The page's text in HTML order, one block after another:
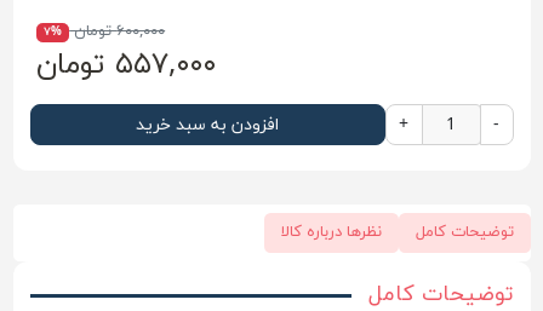
۶۰۰,۰۰۰ تومان ۷%
۵۵۷,۰۰۰ تومان
-
+ افزودن به سبد خرید
توضیحات کامل نظرها درباره کالا
توضیحات کامل